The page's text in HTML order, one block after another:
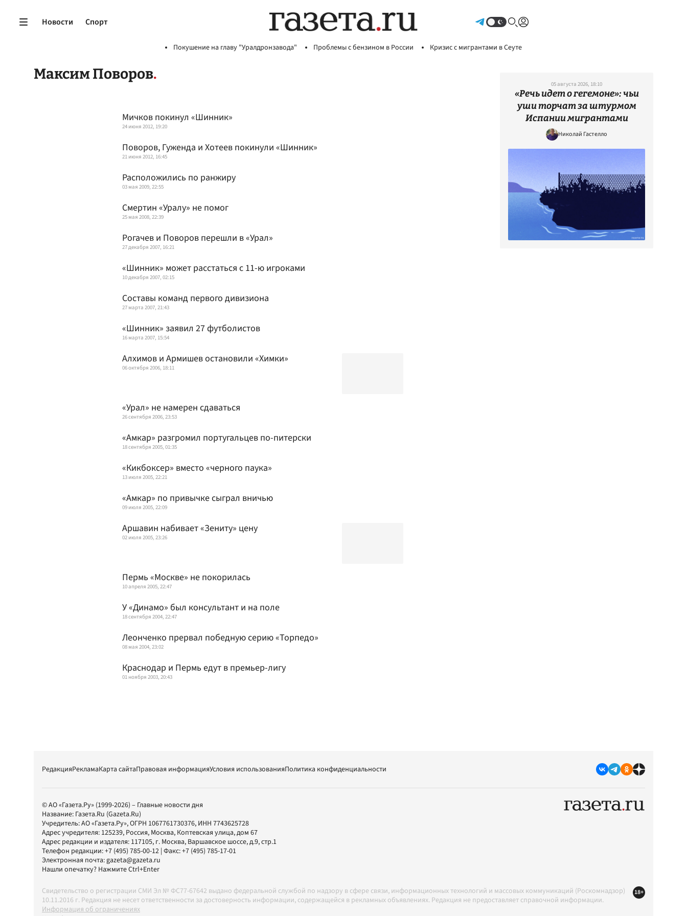
Новости Спорт
Покушение на главу "Уралдронзавода" Проблемы с бензином в России Кризис с мигрантами в Сеуте
Максим Поворов
Мичков покинул «Шинник»
24 июня 2012, 19:20
Поворов, Гуженда и Хотеев покинули «Шинник»
21 июня 2012, 16:45
Расположились по ранжиру
03 мая 2009, 22:55
Смертин «Уралу» не помог
25 мая 2008, 22:39
Рогачев и Поворов перешли в «Урал»
27 декабря 2007, 16:21
«Шинник» может расстаться с 11-ю игроками
10 декабря 2007, 02:15
Составы команд первого дивизиона
27 марта 2007, 21:43
«Шинник» заявил 27 футболистов
16 марта 2007, 15:54
Алхимов и Армишев остановили «Химки»
06 октября 2006, 18:11
«Урал» не намерен сдаваться
26 сентября 2006, 23:53
«Амкар» разгромил португальцев по-питерски
18 сентября 2005, 01:35
«Кикбоксер» вместо «черного паука»
13 июля 2005, 22:21
«Амкар» по привычке сыграл вничью
09 июля 2005, 22:09
Аршавин набивает «Зениту» цену
02 июля 2005, 23:26
Пермь «Москве» не покорилась
10 апреля 2005, 22:47
У «Динамо» был консультант и на поле
18 сентября 2004, 22:47
Леонченко прервал победную серию «Торпедо»
08 мая 2004, 23:02
Краснодар и Пермь едут в премьер-лигу
01 ноября 2003, 20:43
05 августа 2026, 18:10
«Речь идет о гегемоне»: чьи
уши торчат за штурмом
Испании мигрантами
Николай Гастелло
РедакцияРекламаКарта сайтаПравовая информацияУсловия использованияПолитика конфиденциальности
© АО «Газета.Ру» (1999-2026) – Главные новости дня
Название: Газета.Ru (Gazeta.Ru)
Учредитель:АО «Газета.Ру», ОГРН 1067761730376, ИНН 7743625728
Адрес учредителя: 125239, Россия, Москва, Коптевская улица, дом 67
Адрес редакции и издателя: 117105, г. Москва, Варшавское шоссе, д.9, стр.1
Телефон редакции:+7 (495) 785-00-12 | Факс:+7 (495) 785-17-01
Электронная почта:gazeta@gazeta.ru
Нашли опечатку? Нажмите Ctrl+Enter
Свидетельство о регистрации СМИ Эл № ФС77-67642 выдано федеральной службой по надзору в сфере связи, информационных технологий и массовых коммуникаций (Роскомнадзор)
10.11.2016 г. Редакция не несет ответственности за достоверность информации, содержащейся в рекламных объявлениях. Редакция не предоставляет справочной информации.
Информация об ограничениях
18+